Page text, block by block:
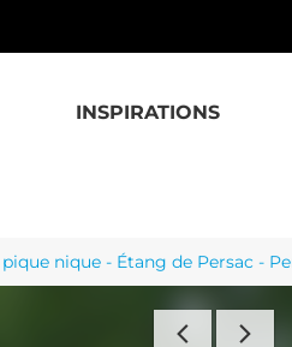
INSPIRATIONS
nique - Étang de Persac -